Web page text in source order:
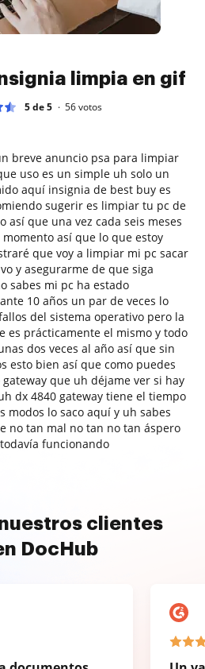
limpia en gif
5 de 5 56votos
breve anuncio psa para limpiar
uso es un simple uh solo un
aquí insignia de best buy es
sugerir es limpiar tu pc de
así que una vez cada seis meses
así que lo que estoy
que voy a limpiar mi pc sacar
y asegurarme de que siga
sabes mi pc ha estado
10 años un par de veces lo
del sistema operativo pero la
es prácticamente el mismo y todo
dos veces al año así que sin
esto bien así que como puedes
que uh déjame ver si hay
dx 4840 gateway tiene el tiempo
modos lo saco aquí y uh sabes
no tan mal no tan no tan áspero
funcionando
clientes
DocHub